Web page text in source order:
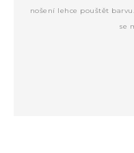
nošení lehce pouštět
se